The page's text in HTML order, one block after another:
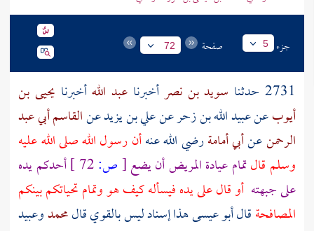
جزء 5 صفحة 72
2731 حدثنا سويد بن نصرأخبرناعبد اللهأخبرنا يحيى بن
أيوبعنعبيد الله بن زحرعنعلي بن يزيدعنالقاسم أبي عبد
الرحمنعنأبي أمامةرضي الله عنهأن رسول الله صلى الله عليه
وسلم قالتمام عيادة المريض أن يضع[ص:
أحدكم يده
على جبهته أو قال على يده فيسأله كيف هو وتمام تحياتكم بينكم
المصافحةقال أبو عيسى هذا إسناد ليس بالقوي قالمحمدوعبيد